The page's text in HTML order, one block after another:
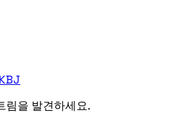
림을 발견하세요.